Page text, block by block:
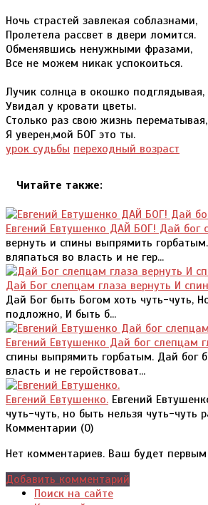
Ночь страстей завлекая соблазнами,
Пролетела рассвет в двери ломится.
Обменявшись ненужными фразами,
Все не можем никак успокоиться.
Лучик солнца в окошко подглядывая,
Увидал у кровати цветы.
Столько раз свою жизнь перематывая,
Я уверен,мой БОГ это ты.
урок судьбы переходный возраст
Читайте также:
Евгений Евтушенко ДАЙ БОГ! Дай бог
вернуть и спины выпрямить
вляпаться во власть и не гер...
Дай Бог слепцам глаза вернуть И
Дай Бог быть Богом хоть чуть-чуть,
подложно, И быть б...
Евгений Евтушенко Дай бог слепцам
спины выпрямить горбатым. Дай бог
власть и не геройствоват...
Евгений Евтушенко. Евгений
чуть-чуть, но быть нельзя чуть-чуть
Комментарии (0)
Нет комментариев. Ваш будет
Добавить комментарий
Поиск на сайте